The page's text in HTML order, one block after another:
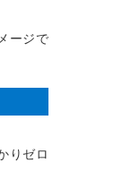
ージで
りゼロ